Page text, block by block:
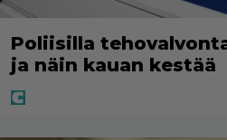
Poliisilla
ja näin kauan kestää